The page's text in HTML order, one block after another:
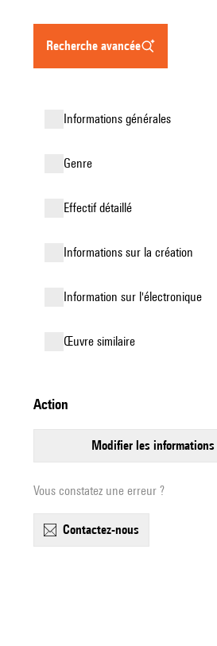
recherche avancée
informations générales
genre
effectif détaillé
informations sur la création
Information sur l'électronique
œuvre similaire
action
modifier les informations
Vous constatez une erreur ?
contactez-nous